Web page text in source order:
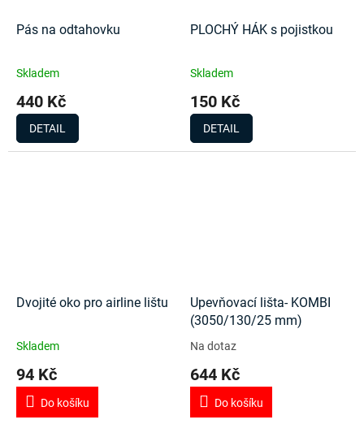
Pás na odtahovku
Skladem
440 Kč
DETAIL
PLOCHÝ HÁK s pojistkou
Skladem
150 Kč
DETAIL
Dvojité oko pro airline lištu
Skladem
94 Kč
Do košíku
Upevňovací lišta- KOMBI
(3050/130/25 mm)
Na dotaz
644 Kč
Do košíku